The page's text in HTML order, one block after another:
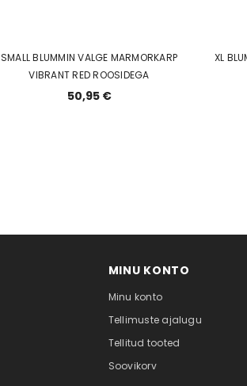
SMALL BLUMMIN VALGE MARMORKARP
VIBRANT RED ROOSIDEGA
50,95 €
XL
MINU KONTO
Minu konto
Tellimuste ajalugu
Tellitud tooted
Soovikorv